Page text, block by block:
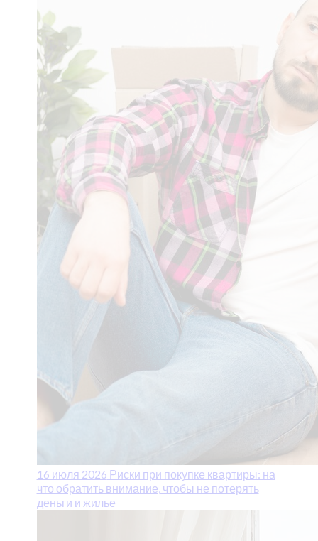
16 июля 2026 Риски при покупке квартиры: на
что обратить внимание, чтобы не потерять
деньги и жилье